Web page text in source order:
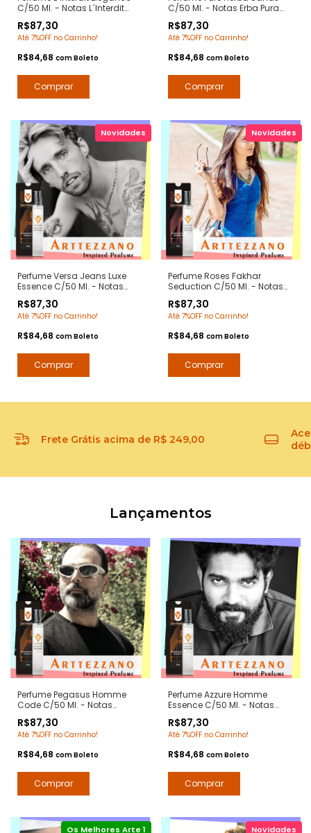
C/50 Ml. - Notas L´Interdit
Premium - Arte 1 Perfumes
R$87,30
Até 7%OFF no Carrinho!
R$84,68 comBoleto
C/50 Ml. - Notas Erba Pura
- Arte 1 Perfumes
R$87,30
Até 7%OFF no Carrinho!
R$84,68 comBoleto
Perfume Versa Jeans Luxe
Essence C/50 Ml. - Notas
Contratipos Premium - Arte 1
Perfumes
R$87,30
Até 7%OFF no Carrinho!
R$84,68 comBoleto
Perfume Roses Fakhar
Seduction C/50 Ml. - Notas
Contratipos Premium - Arte 1
Perfumes
R$87,30
Até 7%OFF no Carrinho!
R$84,68 comBoleto
Frete Grátis acima de R$ 249,00
Lançamentos
Perfume Pegasus Homme
Code C/50 Ml. - Notas
Contratipos Premium - Arte 1
Perfumes
R$87,30
Até 7%OFF no Carrinho!
R$84,68 comBoleto
Perfume Azzure Homme
Essence C/50 Ml. - Notas
Contratipos Premium - Arte 1
Perfumes
R$87,30
Até 7%OFF no Carrinho!
R$84,68 comBoleto